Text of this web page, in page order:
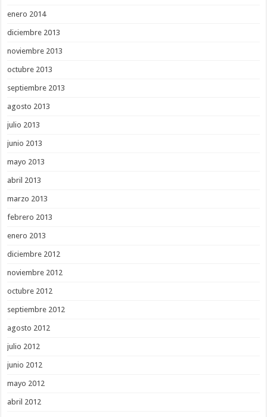
enero 2014
diciembre 2013
noviembre 2013
octubre 2013
septiembre 2013
agosto 2013
julio 2013
junio 2013
mayo 2013
abril 2013
marzo 2013
febrero 2013
enero 2013
diciembre 2012
noviembre 2012
octubre 2012
septiembre 2012
agosto 2012
julio 2012
junio 2012
mayo 2012
abril 2012